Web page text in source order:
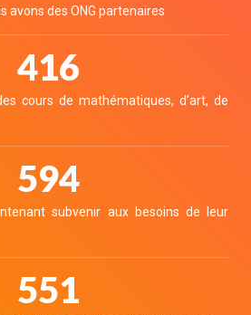
avons des ONG partenaires
459
cours de mathématiques, d’art, de
655
subvenir aux besoins de leur
609